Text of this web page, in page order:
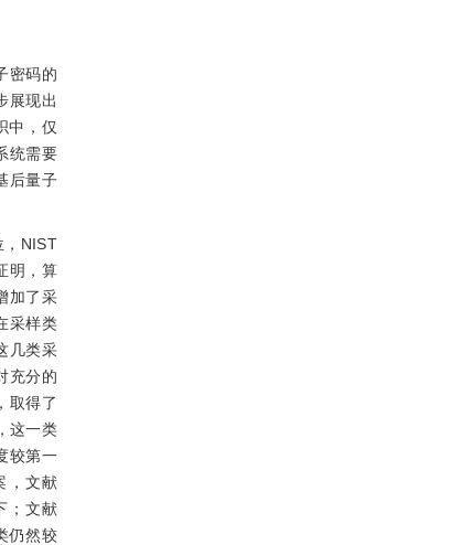
密码的
展现出
中，仅
统需要
后量子
，NIST
明，算
加了采
采样类
几类采
充分的
取得了
这一类
较第一
，文献
；文献
仍然较